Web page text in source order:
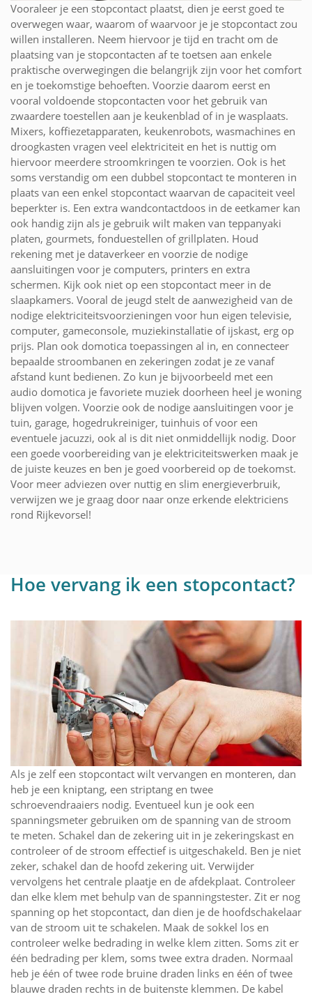
Vooraleer je een stopcontact plaatst, dien je eerst goed te
overwegen waar, waarom of waarvoor je je stopcontact zou
willen installeren. Neem hiervoor je tijd en tracht om de
plaatsing van je stopcontacten af te toetsen aan enkele
praktische overwegingen die belangrijk zijn voor het comfort
en je toekomstige behoeften. Voorzie daarom eerst en
vooral voldoende stopcontacten voor het gebruik van
zwaardere toestellen aan je keukenblad of in je wasplaats.
Mixers, koffiezetapparaten, keukenrobots, wasmachines en
droogkasten vragen veel elektriciteit en het is nuttig om
hiervoor meerdere stroomkringen te voorzien. Ook is het
soms verstandig om een dubbel stopcontact te monteren in
plaats van een enkel stopcontact waarvan de capaciteit veel
beperkter is. Een extra wandcontactdoos in de eetkamer kan
ook handig zijn als je gebruik wilt maken van teppanyaki
platen, gourmets, fonduestellen of grillplaten. Houd
rekening met je dataverkeer en voorzie de nodige
aansluitingen voor je computers, printers en extra
schermen. Kijk ook niet op een stopcontact meer in de
slaapkamers. Vooral de jeugd stelt de aanwezigheid van de
nodige elektriciteitsvoorzieningen voor hun eigen televisie,
computer, gameconsole, muziekinstallatie of ijskast, erg op
prijs. Plan ook domotica toepassingen al in, en connecteer
bepaalde stroombanen en zekeringen zodat je ze vanaf
afstand kunt bedienen. Zo kun je bijvoorbeeld met een
audio domotica je favoriete muziek doorheen heel je woning
blijven volgen. Voorzie ook de nodige aansluitingen voor je
tuin, garage, hogedrukreiniger, tuinhuis of voor een
eventuele jacuzzi, ook al is dit niet onmiddellijk nodig. Door
een goede voorbereiding van je elektriciteitswerken maak je
de juiste keuzes en ben je goed voorbereid op de toekomst.
Voor meer adviezen over nuttig en slim energieverbruik,
verwijzen we je graag door naar onze erkende elektriciens
rond Rijkevorsel!
Hoe vervang ik een stopcontact?
Als je zelf een stopcontact wilt vervangen en monteren, dan
heb je een kniptang, een striptang en twee
schroevendraaiers nodig. Eventueel kun je ook een
spanningsmeter gebruiken om de spanning van de stroom
te meten. Schakel dan de zekering uit in je zekeringskast en
controleer of de stroom effectief is uitgeschakeld. Ben je niet
zeker, schakel dan de hoofd zekering uit. Verwijder
vervolgens het centrale plaatje en de afdekplaat. Controleer
dan elke klem met behulp van de spanningstester. Zit er nog
spanning op het stopcontact, dan dien je de hoofdschakelaar
van de stroom uit te schakelen. Maak de sokkel los en
controleer welke bedrading in welke klem zitten. Soms zit er
één bedrading per klem, soms twee extra draden. Normaal
heb je één of twee rode bruine draden links en één of twee
blauwe draden rechts in de buitenste klemmen. De kabel